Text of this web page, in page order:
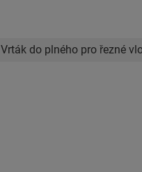
Vrták do plného pro řezné